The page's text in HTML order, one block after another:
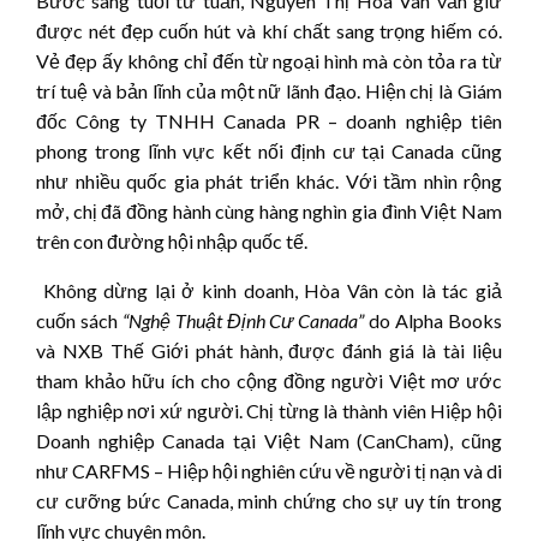
được nét đẹp cuốn hút và khí chất sang trọng hiếm có.
Vẻ đẹp ấy không chỉ đến từ ngoại hình mà còn tỏa ra từ
trí tuệ và bản lĩnh của một nữ lãnh đạo. Hiện chị là Giám
đốc Công ty TNHH Canada PR – doanh nghiệp tiên
phong trong lĩnh vực kết nối định cư tại Canada cũng
như nhiều quốc gia phát triển khác. Với tầm nhìn rộng
mở, chị đã đồng hành cùng hàng nghìn gia đình Việt Nam
trên con đường hội nhập quốc tế.
Không dừng lại ở kinh doanh, Hòa Vân còn là tác giả
cuốn sách “Nghệ Thuật Định Cư Canada”do Alpha Books
và NXB Thế Giới phát hành, được đánh giá là tài liệu
tham khảo hữu ích cho cộng đồng người Việt mơ ước
lập nghiệp nơi xứ người. Chị từng là thành viên Hiệp hội
Doanh nghiệp Canada tại Việt Nam (CanCham), cũng
như CARFMS – Hiệp hội nghiên cứu về người tị nạn và di
cư cưỡng bức Canada, minh chứng cho sự uy tín trong
lĩnh vực chuyên môn.